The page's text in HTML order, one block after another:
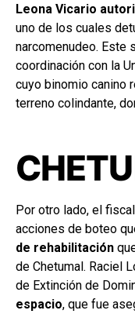
Leona Vicario
uno de los cuales
narcomenudeo. Este
coordinación con la
cuyo binomio canino
terreno colindante,
Por otro lado, el
acciones de boteo
de rehabilitación
de Chetumal. Raciel
de Extinción de
espacio, que fue